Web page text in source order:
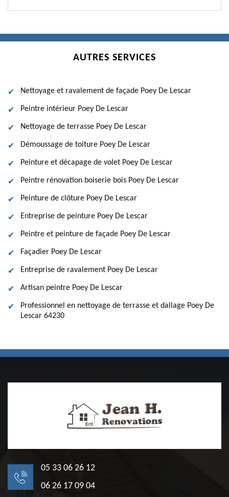
AUTRES SERVICES
Nettoyage et ravalement de façade Poey De Lescar
Peintre intérieur Poey De Lescar
Nettoyage de terrasse Poey De Lescar
Démoussage de toiture Poey De Lescar
Peinture et décapage de volet Poey De Lescar
Peintre rénovation boiserie bois Poey De Lescar
Peinture de clôture Poey De Lescar
Entreprise de peinture Poey De Lescar
Peintre et peinture de façade Poey De Lescar
Façadier Poey De Lescar
Entreprise de ravalement Poey De Lescar
Artisan peintre Poey De Lescar
Professionnel en nettoyage de terrasse et dallage Poey De
Lescar 64230
05 33 06 26 12
06 26 17 09 04